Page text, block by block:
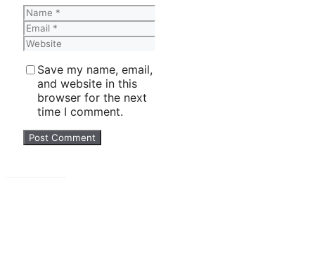
Name
Email
Website
Save my name, email,
and website in this
browser for the next
time I comment.